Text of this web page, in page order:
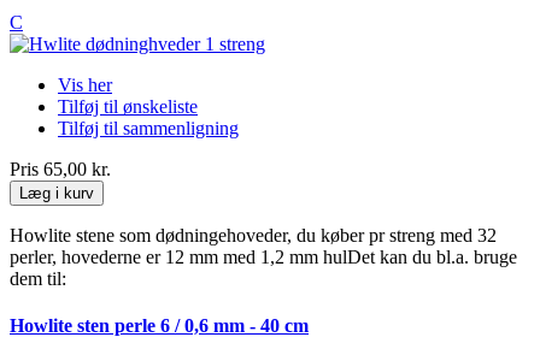
C
Vis her
Tilføj til ønskeliste
Tilføj til sammenligning
Pris 65,00 kr.
Læg i kurv
Howlite stene som dødningehoveder, du køber pr streng med 32
perler, hovederne er 12 mm med 1,2 mm hulDet kan du bl.a. bruge
dem til:
Howlite sten perle 6 / 0,6 mm - 40 cm